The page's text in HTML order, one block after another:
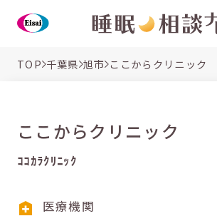
TOP 千葉県 旭市 ここからクリニック
ここからクリニック
ｺｺｶﾗｸﾘﾆｯｸ
医療機関